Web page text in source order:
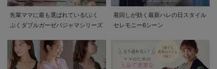
先輩ママに最も選ばれている!ぷく
ぷくダブルガーゼパジャマシリーズ
着回しが効く最新ハレの日スタイル
セレモニー6シーン